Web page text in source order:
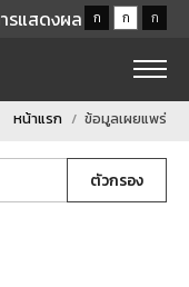
รแสดงผล ก ก ก
หน้าแรก ข้อมูลเผยแพร่
ตัวกรอง